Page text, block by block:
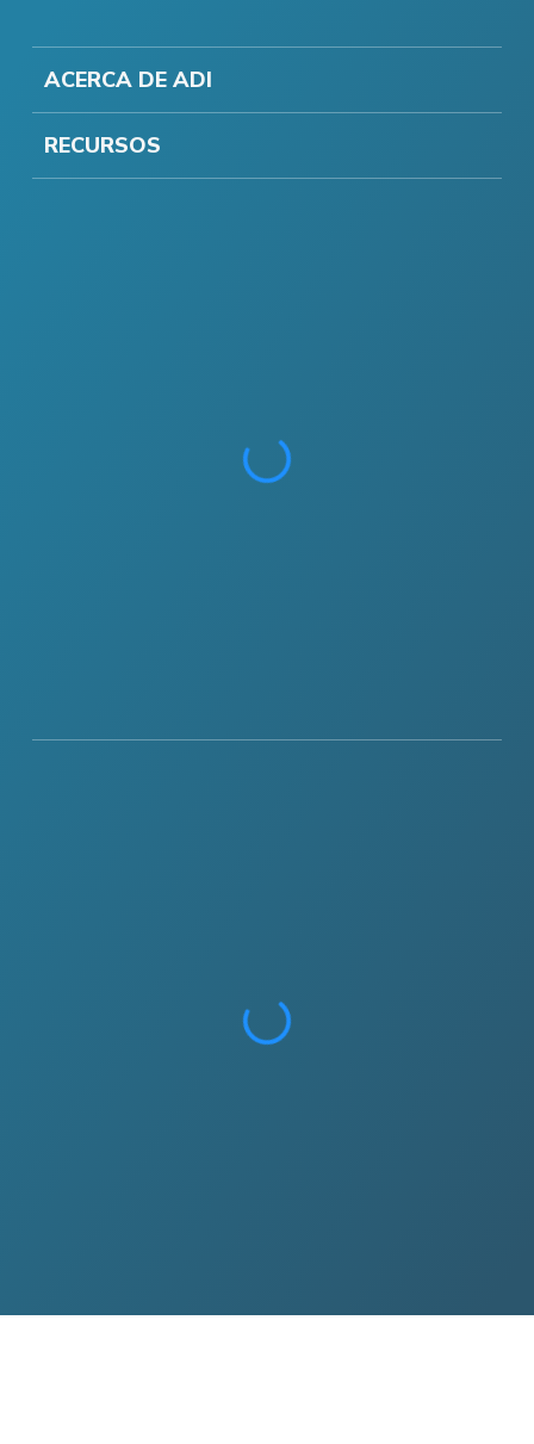
ACERCA DE ADI
RECURSOS